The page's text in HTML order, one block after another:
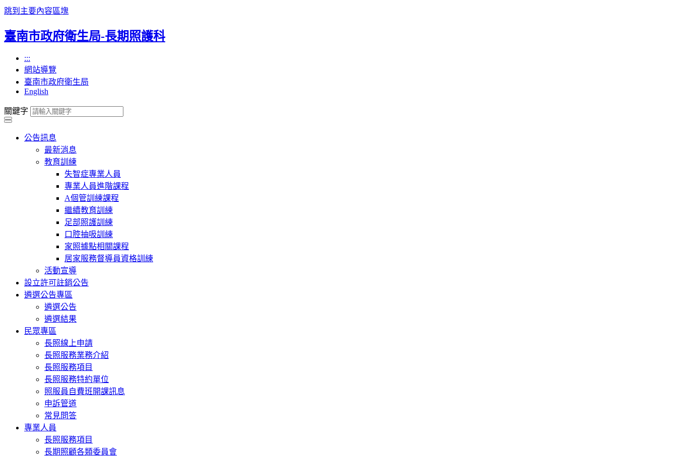
跳到主要內容區塊
臺南市政府衛生局-長期照護科
:::
網站導覽
臺南市政府衛生局
English
關鍵字
公告訊息
最新消息
教育訓練
失智症專業人員
專業人員進階課程
A個管訓練課程
繼續教育訓練
足部照護訓練
口腔抽吸訓練
家照據點相關課程
居家服務督導員資格訓練
活動宣導
設立許可註銷公告
遴選公告專區
遴選公告
遴選結果
民眾專區
長照線上申請
長照服務業務介紹
長照服務項目
長照服務特約單位
照服員自費班開課訊息
申訴管道
常見問答
專業人員
長照服務項目
長期照顧各類委員會